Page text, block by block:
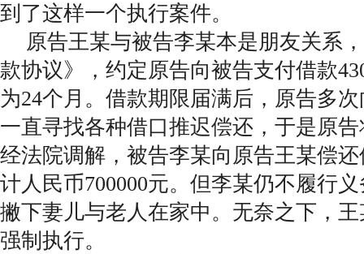
到了这样一个执行案件。
原告王某与被告李某本是朋友关系
款协议》，约定原告向被告支付借款
为24个月。借款期限届满后，原告多
一直寻找各种借口推迟偿还，于是原
经法院调解，被告李某向原告王某偿
计人民币700000元。但李某仍不履行
撇下妻儿与老人在家中。无奈之下，
强制执行。